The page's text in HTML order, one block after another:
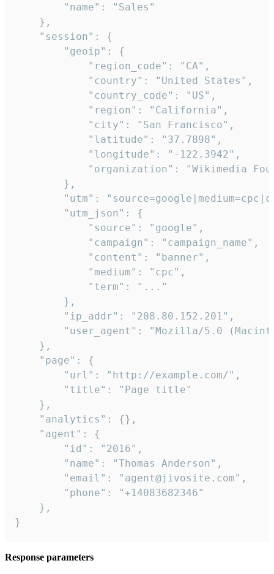
        "name": "Sales"
    },
    "session": {
        "geoip": {
            "region_code": "CA",
            "country": "United States",
            "country_code": "US",
            "region": "California",
            "city": "San Francisco",
            "latitude": "37.7898",
            "longitude": "-122.3942",
"organization": "Wikimedia
        },
"utm":
        "utm_json": {
            "source": "google",
            "campaign": "campaign_name",
            "content": "banner",
            "medium": "cpc",
            "term": "..."
        },
        "ip_addr": "208.80.152.201",
"user_agent": "Mozilla/5.0
    },
    "page": {
        "url": "http://example.com/",
        "title": "Page title"
    },
    "analytics": {},
    "agent": {
        "id": "2016",
        "name": "Thomas Anderson",
        "email": "agent@jivosite.com",
        "phone": "+14083682346"
    },
}
Response parameters